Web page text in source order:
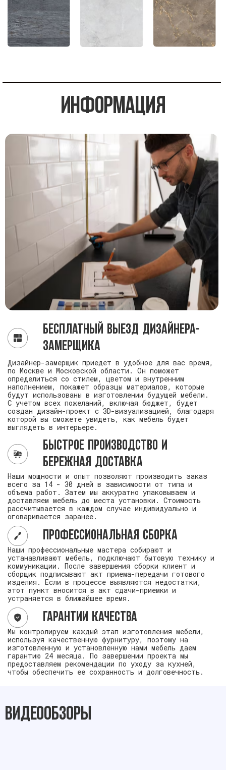
информация
Бесплатный выезд дизайнера-
замерщика
Дизайнер-замерщик приедет в удобное для вас время,
по Москве и Московской области. Он поможет
определиться со стилем, цветом и внутренним
наполнением, покажет образцы материалов, которые
будут использованы в изготовлении будущей мебели.
С учетом всех пожеланий, включая бюджет, будет
создан дизайн-проект с 3D-визуализацией, благодаря
которой вы сможете увидеть, как мебель будет
выглядеть в интерьере.
Быстрое производство и
бережная доставка
Наши мощности и опыт позволяют производить заказ
всего за 14 - 30 дней в зависимости от типа и
объема работ. Затем мы аккуратно упаковываем и
доставляем мебель до места установки. Стоимость
рассчитывается в каждом случае индивидуально и
оговаривается заранее.
Профессиональная сборка
Наши профессиональные мастера собирают и
устанавливают мебель, подключают бытовую технику и
коммуникации. После завершения сборки клиент и
сборщик подписывают акт приема-передачи готового
изделия. Если в процессе выявляются недостатки,
этот пункт вносится в акт сдачи-приемки и
устраняется в ближайшее время.
Гарантии качества
Мы контролируем каждый этап изготовления мебели,
используя качественную фурнитуру, поэтому на
изготовленную и установленную нами мебель даем
гарантию 24 месяца. По завершении проекта мы
предоставляем рекомендации по уходу за кухней,
чтобы обеспечить ее сохранность и долговечность.
Видеообзоры